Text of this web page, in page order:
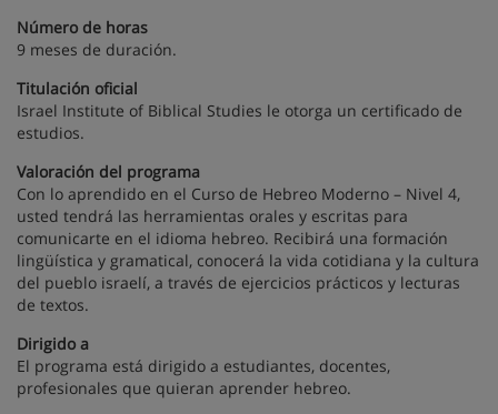
Número de horas
9 meses de duración.
Titulación oficial
Israel Institute of Biblical Studies le otorga un certificado de
estudios.
Valoración del programa
Con lo aprendido en el Curso de Hebreo Moderno – Nivel 4,
usted tendrá las herramientas orales y escritas para
comunicarte en el idioma hebreo. Recibirá una formación
lingüística y gramatical, conocerá la vida cotidiana y la cultura
del pueblo israelí, a través de ejercicios prácticos y lecturas
de textos.
Dirigido a
El programa está dirigido a estudiantes, docentes,
profesionales que quieran aprender hebreo.